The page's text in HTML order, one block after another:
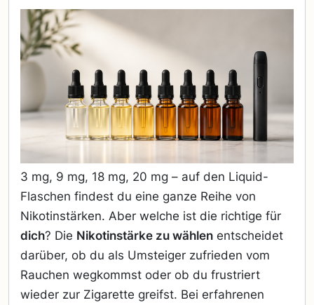
3 mg, 9 mg, 18 mg, 20 mg – auf den Liquid-
Flaschen findest du eine ganze Reihe von
Nikotinstärken. Aber welche ist die richtige für
dich? Die Nikotinstärke zu wählen entscheidet
darüber, ob du als Umsteiger zufrieden vom
Rauchen wegkommst oder ob du frustriert
wieder zur Zigarette greifst. Bei erfahrenen